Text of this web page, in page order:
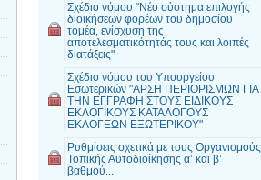
Σχέδιο νόμου "Νέο σύστημα επιλογής
διοικήσεων φορέων του δημοσίου
τομέα, ενίσχυση της
αποτελεσματικότητάς τους και λοιπές
διατάξεις"
Σχέδιο νόμου του Υπουργείου
Εσωτερικών "ΑΡΣΗ ΠΕΡΙΟΡΙΣΜΩΝ ΓΙΑ
ΤΗΝ ΕΓΓΡΑΦΗ ΣΤΟΥΣ ΕΙΔΙΚΟΥΣ
ΕΚΛΟΓΙΚΟΥΣ ΚΑΤΑΛΟΓΟΥΣ
ΕΚΛΟΓΕΩΝ ΕΞΩΤΕΡΙΚΟΥ"
Ρυθμίσεις σχετικά με τους Οργανισμούς
Τοπικής Αυτοδιοίκησης α’ και β’
βαθμού...